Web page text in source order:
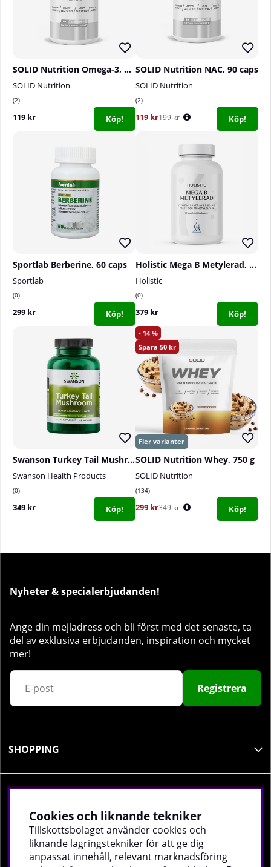
SOLID Nutrition Omega-3, 90 caps
SOLID Nutrition
2
119 kr Köp!
SOLID Nutrition NAC, 90 caps
SOLID Nutrition
2
119 kr199 kr Köp!
Sportlab Berberine, 60 caps
Sportlab
0
299 kr Köp!
Holistic Mega B Metylerad, 90 caps
Holistic
0
379 kr Köp!
Swanson Turkey Tail Mushroom, 120 caps
Swanson Health Products
0
349 kr Köp!
14
50
SOLID Nutrition Whey, 750 g
SOLID Nutrition
134
299 kr349 kr Köp!
Nyheter & specialerbjudanden!
Ange din mejladress och bli först med det senaste, ta
del av exklusiva erbjudanden, inspiration och mycket
mer!
Registrera
SHOPPING
SOCIALA MEDIER
Cookies och liknande tekniker
Tillskottsbolaget använder cookies och
liknande lagringstekniker för att ge dig
anpassat innehåll, relevant marknadsföring